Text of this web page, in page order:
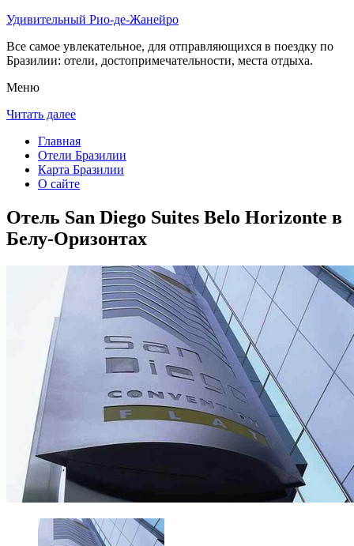
Удивительный Рио-де-Жанейро
Все самое увлекательное, для отправляющихся в поездку по
Бразилии: отели, достопримечательности, места отдыха.
Меню
Читать далее
Главная
Отели Бразилии
Карта Бразилии
О сайте
Отель San Diego Suites Belo Horizonte в
Белу-Оризонтах